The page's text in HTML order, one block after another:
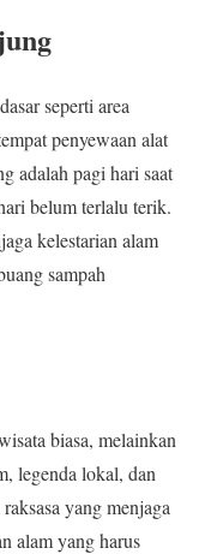
seperti area
penyewaan alat
adalah pagi hari saat
belum terlalu terik.
kelestarian alam
sampah
biasa, melainkan
legenda lokal, dan
yang menjaga
alam yang harus